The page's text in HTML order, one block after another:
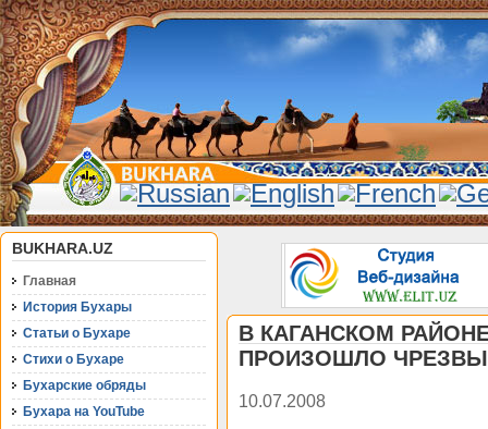
BUKHARA.UZ
Главная
История Бухары
Статьи о Бухаре
Стихи о Бухаре
Бухарские обряды
Бухара на YouTube
В КАГАНСКОМ
ПРОИЗОШЛО
10.07.2008